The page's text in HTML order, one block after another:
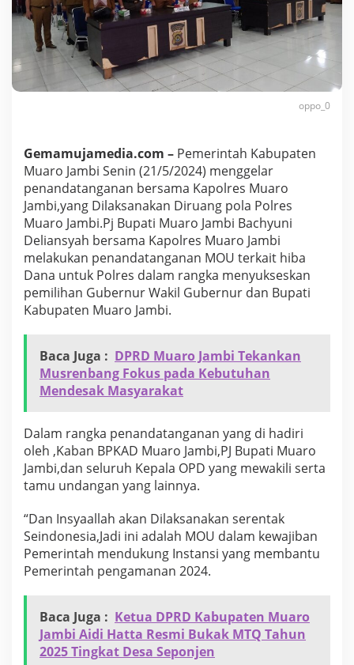
e
n
a
n
d
a
T
a
n
a
n
M
O
U
D
a
n
a
h
d
i
l
r
s
M
a
r
o
j
a
i
oppo_0
Gemamujamedia.com – Pemerintah Kabupaten
Muaro Jambi Senin (21/5/2024) menggelar
penandatanganan bersama Kapolres Muaro
Jambi,yang Dilaksanakan Diruang pola Polres
Muaro Jambi.Pj Bupati Muaro Jambi Bachyuni
Deliansyah bersama Kapolres Muaro Jambi
melakukan penandatanganan MOU terkait hiba
Dana untuk Polres dalam rangka menyukseskan
pemilihan Gubernur Wakil Gubernur dan Bupati
Kabupaten Muaro Jambi.
Baca Juga : DPRD Muaro Jambi Tekankan
Musrenbang Fokus pada Kebutuhan
Mendesak Masyarakat
Dalam rangka penandatanganan yang di hadiri
oleh ,Kaban BPKAD Muaro Jambi,PJ Bupati Muaro
Jambi,dan seluruh Kepala OPD yang mewakili serta
tamu undangan yang lainnya.
“Dan Insyaallah akan Dilaksanakan serentak
Seindonesia,Jadi ini adalah MOU dalam kewajiban
Pemerintah mendukung Instansi yang membantu
Pemerintah pengamanan 2024.
Baca Juga : Ketua DPRD Kabupaten Muaro
Jambi Aidi Hatta Resmi Bukak MTQ Tahun
2025 Tingkat Desa Seponjen